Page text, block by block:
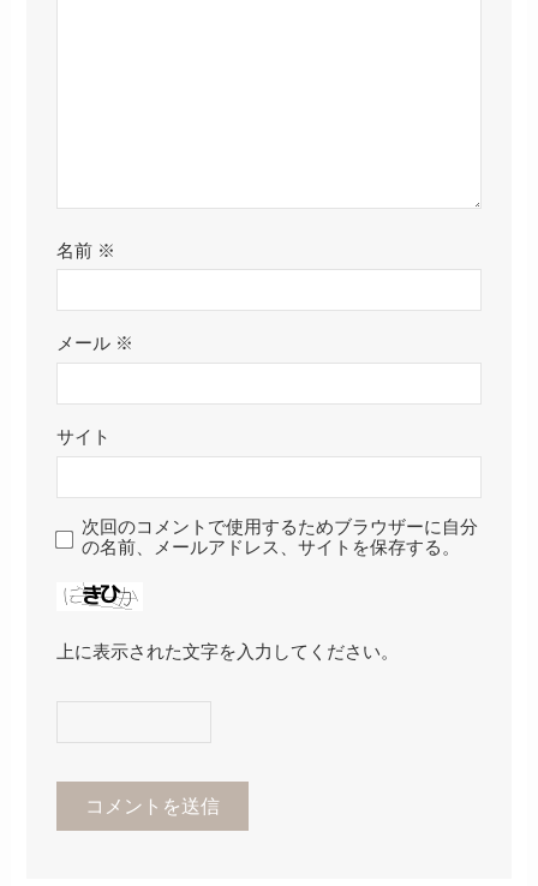
名前 ※
メール ※
サイト
次回のコメントで使用するためブラウザーに自分
の名前、メールアドレス、サイトを保存する。
上に表示された文字を入力してください。